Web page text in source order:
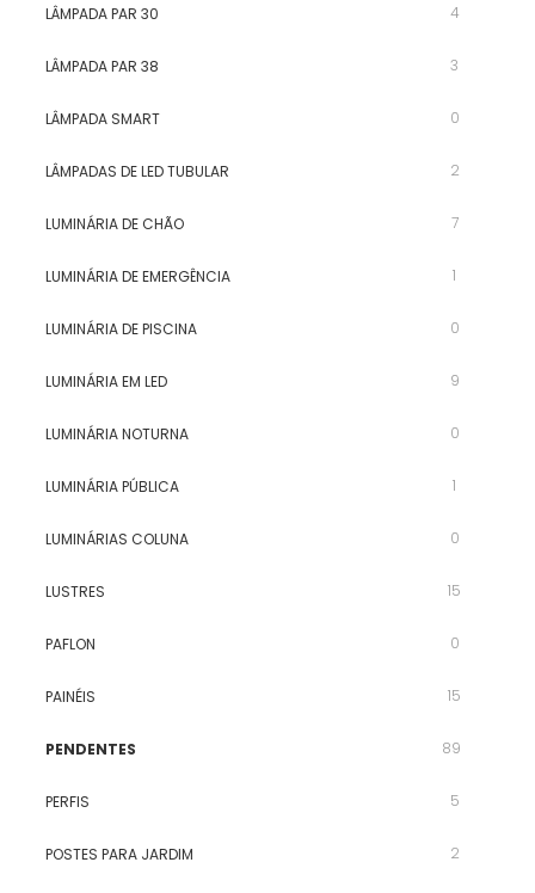
LÂMPADA PAR 30 4
LÂMPADA PAR 38 3
LÂMPADA SMART 0
LÂMPADAS DE LED TUBULAR 2
LUMINÁRIA DE CHÃO 7
LUMINÁRIA DE EMERGÊNCIA 1
LUMINÁRIA DE PISCINA 0
LUMINÁRIA EM LED 9
LUMINÁRIA NOTURNA 0
LUMINÁRIA PÚBLICA 1
LUMINÁRIAS COLUNA 0
LUSTRES 15
PAFLON 0
PAINÉIS 15
PENDENTES 89
PERFIS 5
POSTES PARA JARDIM 2